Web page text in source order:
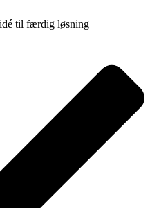
til færdig løsning